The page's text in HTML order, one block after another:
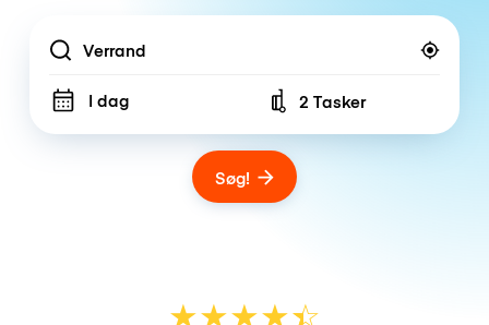
Location
I dag Number of bags
2 Tasker
Søg!
★★★★☆
★